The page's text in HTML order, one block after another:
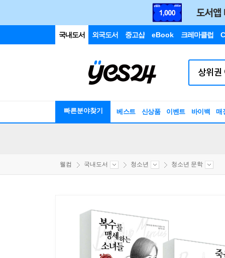
국내도서 외국도서 중고샵 eBook 크레마클럽
빠른분야찾기 베스트 신상품 이벤트 바이백 매
웰컴 국내도서 청소년 청소년 문학